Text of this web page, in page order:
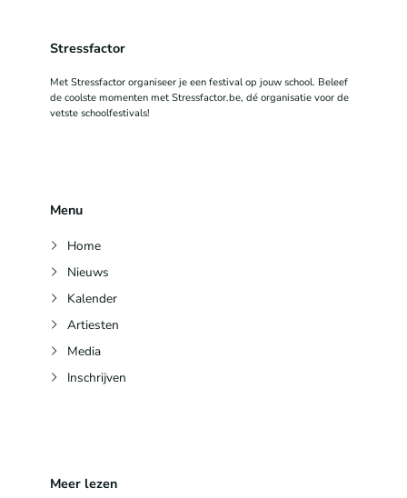
Stressfactor
Met Stressfactor organiseer je een festival op jouw school. Beleef
de coolste momenten met Stressfactor.be, dé organisatie voor de
vetste schoolfestivals!
Menu
Home
Nieuws
Kalender
Artiesten
Media
Inschrijven
Meer lezen